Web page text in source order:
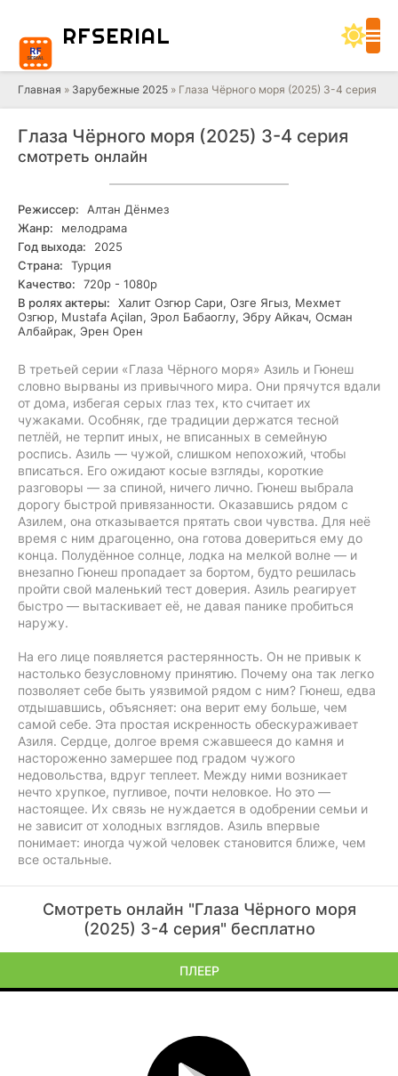
RFSERIAL
Главная » Зарубежные 2025 » Глаза Чёрного моря (2025) 3-4 серия
Глаза Чёрного моря (2025) 3-4 серия
смотреть онлайн
Режиссер:
Алтан Дёнмез
Жанр:
мелодрама
Год выхода:
2025
Страна:
Турция
Качество:
720р - 1080р
В ролях актеры:
Халит Озгюр Сари, Озге Ягыз, Мехмет
Озгюр, Mustafa Açilan, Эрол Бабаоглу, Эбру Айкач, Осман
Албайрак, Эрен Орен
В третьей серии «Глаза Чёрного моря» Азиль и Гюнеш
словно вырваны из привычного мира. Они прячутся вдали
от дома, избегая серых глаз тех, кто считает их
чужаками. Особняк, где традиции держатся тесной
петлёй, не терпит иных, не вписанных в семейную
роспись. Азиль — чужой, слишком непохожий, чтобы
вписаться. Его ожидают косые взгляды, короткие
разговоры — за спиной, ничего лично. Гюнеш выбрала
дорогу быстрой привязанности. Оказавшись рядом с
Азилем, она отказывается прятать свои чувства. Для неё
время с ним драгоценно, она готова довериться ему до
конца. Полудённое солнце, лодка на мелкой волне — и
внезапно Гюнеш пропадает за бортом, будто решилась
пройти свой маленький тест доверия. Азиль реагирует
быстро — вытаскивает её, не давая панике пробиться
наружу.
На его лице появляется растерянность. Он не привык к
настолько безусловному принятию. Почему она так легко
позволяет себе быть уязвимой рядом с ним? Гюнеш, едва
отдышавшись, объясняет: она верит ему больше, чем
самой себе. Эта простая искренность обескураживает
Азиля. Сердце, долгое время сжавшееся до камня и
настороженно замершее под градом чужого
недовольства, вдруг теплеет. Между ними возникает
нечто хрупкое, пугливое, почти неловкое. Но это —
настоящее. Их связь не нуждается в одобрении семьи и
не зависит от холодных взглядов. Азиль впервые
понимает: иногда чужой человек становится ближе, чем
все остальные.
Смотреть онлайн "Глаза Чёрного моря
(2025) 3-4 серия" бесплатно
ПЛЕЕР